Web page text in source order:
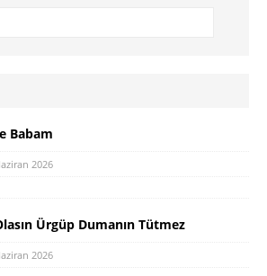
Babam
2026
Ürgüp Dumanın Tütmez
2026